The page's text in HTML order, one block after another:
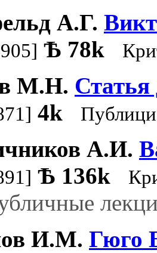
А.Г.
Ѣ 78k
М.Н. Статья
4k
А.И.
Ѣ 136k
И.М. Гюго